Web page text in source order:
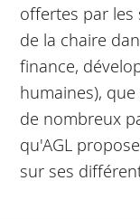
offertes par les
de la chaire
finance,
humaines),
de nombreux
qu'AGL
sur ses